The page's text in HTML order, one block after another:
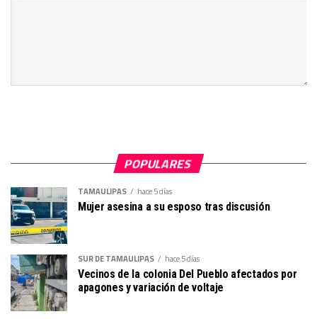
POPULARES
TAMAULIPAS hace 5 días
Mujer asesina a su esposo tras discusión
SUR DE TAMAULIPAS hace 5 días
Vecinos de la colonia Del Pueblo afectados por
apagones y variación de voltaje